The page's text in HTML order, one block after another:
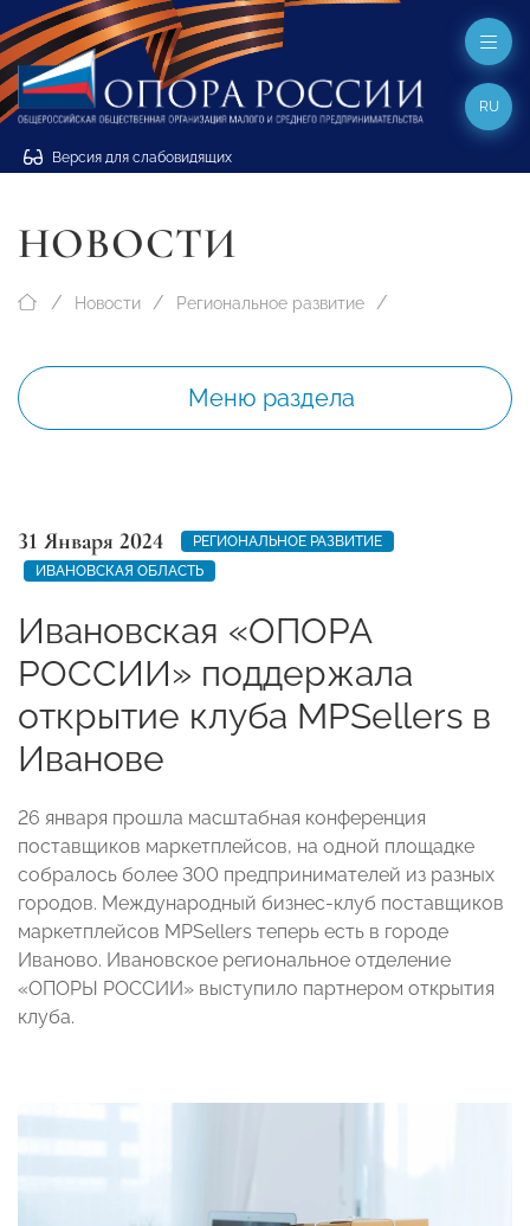
Версия для слабовидящих
RU
НОВОСТИ
Новости Региональное развитие
Меню раздела
31 Января 2024
РЕГИОНАЛЬНОЕ РАЗВИТИЕ
ИВАНОВСКАЯ ОБЛАСТЬ
Ивановская «ОПОРА
РОССИИ» поддержала
открытие клуба МPSellers в
Иванове
26 января прошла масштабная конференция
поставщиков маркетплейсов, на одной площадке
собралось более 300 предпринимателей из разных
городов. Международный бизнес-клуб поставщиков
маркетплейсов MPSellers теперь есть в городе
Иваново. Ивановское региональное отделение
«ОПОРЫ РОССИИ» выступило партнером открытия
клуба.